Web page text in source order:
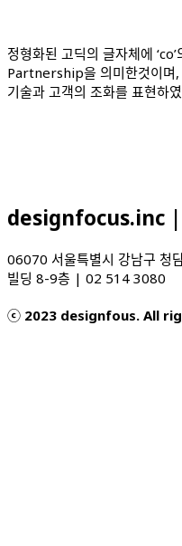
정형화된 고딕의 글자체에
Partnership을 의미한것이며,
기술과 고객의 조화를 표현하
designfocus.inc |
06070 서울특별시 강남구 청
빌딩 8-9층
ⓒ 2023 designfous. All